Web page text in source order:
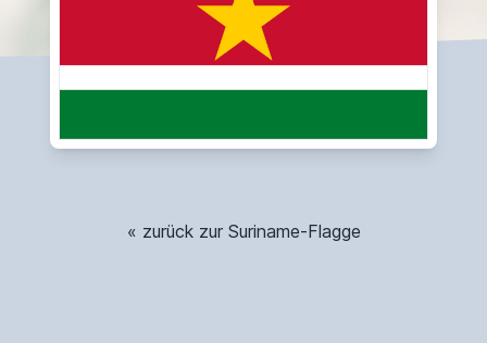
« zurück zur Suriname-Flagge